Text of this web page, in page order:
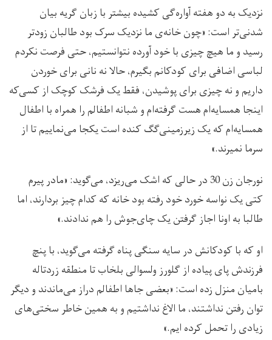
نزدیک به دو هفته آواره‌گی کشیده بیشتر با زبان گریه بیان
شدنی‌تر است: «چون خانه‌ی ما نزدیک سرک بود طالبان زودتر
رسید و ما هیچ چیزی با خود آورده نتوانستیم، حتی فرصت نکردم
لباسی اضافی برای کودکانم بگیرم، حالا نه نانی برای خوردن
داریم و نه چیزی برای پوشیدن، فقط یک فرشک کوچک از کسی‌که
اینجا همسایه‌ام هست گرفته‌ام و شبانه اطفالم را همراه با اطفال
همسایه‌‌ام که یک زیرزمینی‌گگ کنده است یکجا می‌نماییم تا از
سرما نمیرند.»
نورجان زن 30 در حالی که اشک می‌ریزد، می‌گوید: «مادر پیرم
کتی یک نواسه خورد خود رفته بود خانه که کدام چیز بردارند، اما
طالبا به اونا اجاز گرفتن یک چای‌جوش را هم ندادند.»
او که با کودکانش در سایه سنگی پناه گرفته می‌گوید، با پنچ
فرزندش پای پیاده از گلورز ولسوالی بلخاب تا منطقه زردتاله
بامیان منزل زده است: «بعضی جاها اطفالم دراز می‌ماندند و دیگر
توان رفتن نداشتند، ما الاغ نداشتیم و به همین خاطر سختی‌های
زیادی را تحمل کرده ایم.»